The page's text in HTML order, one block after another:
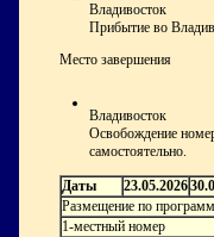
Владивосток
Прибытие во
Место завершения
Владивосток
Освобождение
самостоятельно.
Даты 23.05.2026
Размещение по
1-местный номер